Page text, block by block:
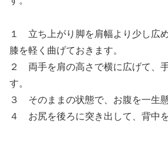
１ 立ち上がり脚を肩幅より少し広
膝を軽く曲げておきます。
２ 両手を肩の高さで横に広げて、
す。
３ そのままの状態で、お腹を一生
４ お尻を後ろに突き出して、背中を